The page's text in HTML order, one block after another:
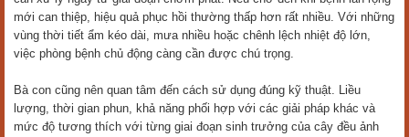
mới can thiệp, hiệu quả phục hồi thường thấp hơn rất nhiều. Với những
vùng thời tiết ẩm kéo dài, mưa nhiều hoặc chênh lệch nhiệt độ lớn,
việc phòng bệnh chủ động càng cần được chú trọng.
Bà con cũng nên quan tâm đến cách sử dụng đúng kỹ thuật. Liều
lượng, thời gian phun, khả năng phối hợp với các giải pháp khác và
mức độ tương thích với từng giai đoạn sinh trưởng của cây đều ảnh